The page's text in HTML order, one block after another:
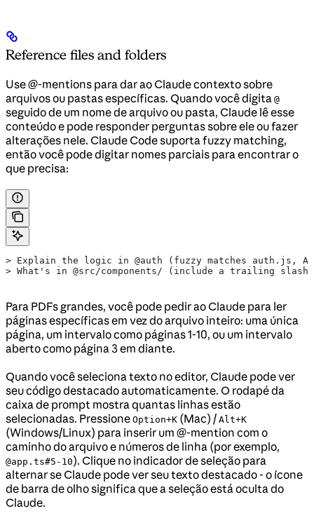
Reference files and folders
Use @-mentions para dar ao Claude contexto sobre
arquivos ou pastas específicas. Quando você digita @
seguido de um nome de arquivo ou pasta, Claude lê esse
conteúdo e pode responder perguntas sobre ele ou fazer
alterações nele. Claude Code suporta fuzzy matching,
então você pode digitar nomes parciais para encontrar o
que precisa:
> Explain the logic in @auth (fuzzy matches auth.js,
> What's in @src/components/ (include a trailing
Para PDFs grandes, você pode pedir ao Claude para ler
páginas específicas em vez do arquivo inteiro: uma única
página, um intervalo como páginas 1-10, ou um intervalo
aberto como página 3 em diante.
Quando você seleciona texto no editor, Claude pode ver
seu código destacado automaticamente. O rodapé da
caixa de prompt mostra quantas linhas estão
selecionadas. Pressione Option+K (Mac) / Alt+K
(Windows/Linux) para inserir um @-mention com o
caminho do arquivo e números de linha (por exemplo,
@app.ts#5-10). Clique no indicador de seleção para
alternar se Claude pode ver seu texto destacado - o ícone
de barra de olho significa que a seleção está oculta do
Claude.